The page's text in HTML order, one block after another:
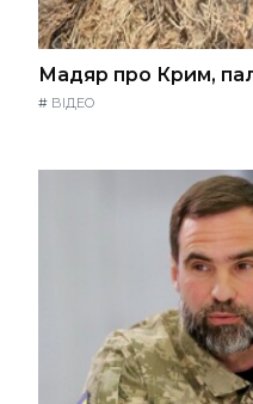
Мадяр про Крим,
# ВІДЕО